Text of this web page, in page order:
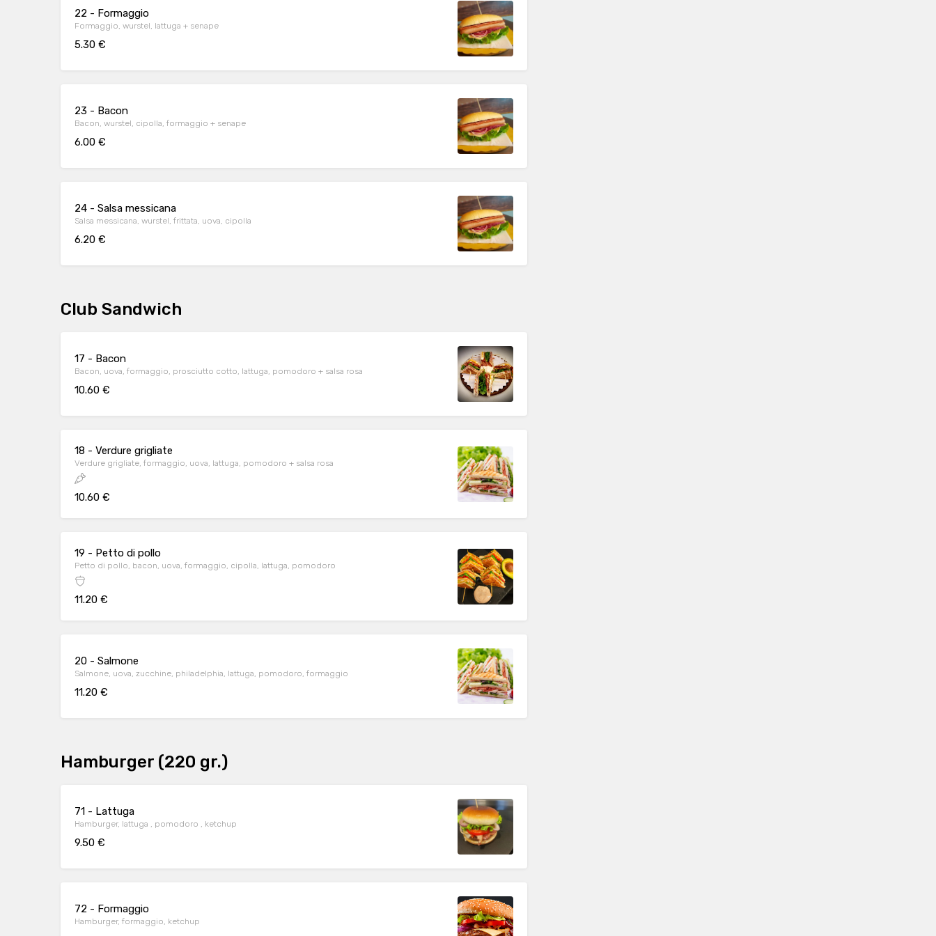
22 - Formaggio
Formaggio, wurstel, lattuga + senape
5.30 €
23 - Bacon
Bacon, wurstel, cipolla, formaggio + senape
6.00 €
24 - Salsa messicana
Salsa messicana, wurstel, frittata, uova, cipolla
6.20 €
Club Sandwich
17 - Bacon
Bacon, uova, formaggio, prosciutto cotto, lattuga, pomodoro + salsa rosa
10.60 €
18 - Verdure grigliate
Verdure grigliate, formaggio, uova, lattuga, pomodoro + salsa rosa
10.60 €
19 - Petto di pollo
Petto di pollo, bacon, uova, formaggio, cipolla, lattuga, pomodoro
11.20 €
20 - Salmone
Salmone, uova, zucchine, philadelphia, lattuga, pomodoro, formaggio
11.20 €
Hamburger (220 gr.)
71 - Lattuga
Hamburger, lattuga , pomodoro , ketchup
9.50 €
72 - Formaggio
Hamburger, formaggio, ketchup